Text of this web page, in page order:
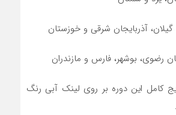
آذربایجان شرقی و خوزستان
رضوی، بوشهر، فارس و مازندران
کامل این دوره بر روی لینک آبی رنگ